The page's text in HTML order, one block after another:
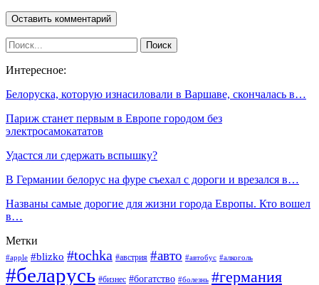
Интересное:
Белоруска, которую изнасиловали в Варшаве, скончалась в…
Париж станет первым в Европе городом без
электросамокататов
Удастся ли сдержать вспышку?
В Германии белорус на фуре съехал с дороги и врезался в…
Названы самые дорогие для жизни города Европы. Кто вошел
в…
Метки
#apple #blizko #tochka #австрия #авто #автобус #алкоголь
#беларусь #бизнес #богатство #болезнь #германия